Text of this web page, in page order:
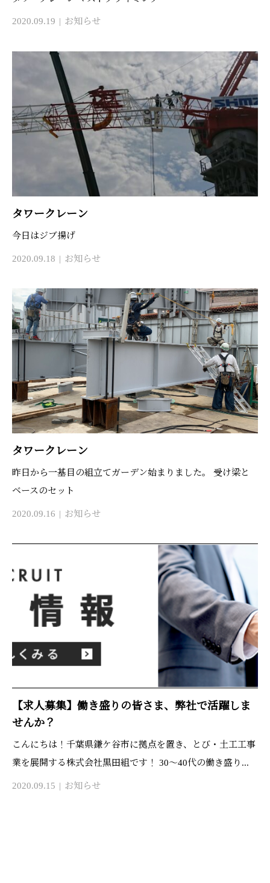
2020.09.19 お知らせ
タワークレーン
今日はジブ揚げ
2020.09.18 お知らせ
タワークレーン
昨日から一基目の組立てガーデン始まりました。 受け梁と
ベースのセット
2020.09.16 お知らせ
【求人募集】働き盛りの皆さま、弊社で活躍しま
せんか？
こんにちは！千葉県鎌ケ谷市に拠点を置き、とび・土工工事
業を展開する株式会社黒田組です！ 30～40代の働き盛り...
2020.09.15 お知らせ